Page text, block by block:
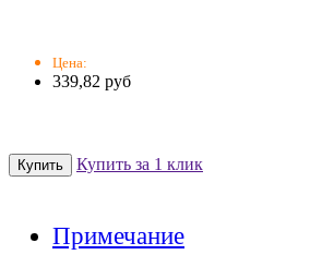
Цена:
339,82 руб
Купить за 1 клик
Примечание